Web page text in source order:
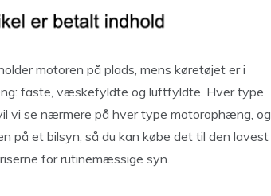
motoren på plads, mens køretøjet er i
faste, væskefyldte og luftfyldte. Hver type
vi se nærmere på hver type motorophæng, og
på et bilsyn, så du kan købe det til den lavest
for rutinemæssige syn.